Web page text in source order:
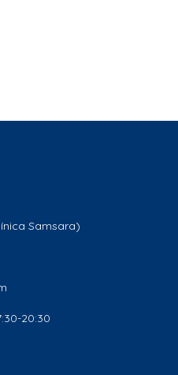
Samsara)
20:30